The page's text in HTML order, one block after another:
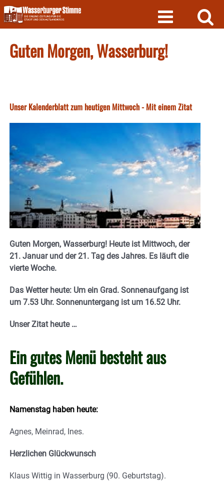
Skip
to
content
Guten Morgen, Wasserburg!
Unser Kalenderblatt zum heutigen Mittwoch - Mit einem Zitat
Guten Morgen, Wasserburg! Heute ist Mittwoch, der
21. Januar und der 21. Tag des Jahres. Es läuft die
vierte Woche.
Das Wetter heute: Um ein Grad. Sonnenaufgang ist
um 7.53 Uhr. Sonnenuntergang ist um 16.52 Uhr.
Unser Zitat heute …
Ein gutes Menü besteht aus
Gefühlen.
Namenstag haben heute:
Agnes, Meinrad, Ines.
Herzlichen Glückwunsch
Klaus Wittig in Wasserburg (90. Geburtstag).